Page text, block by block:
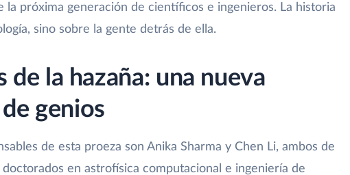
la próxima generación de científicos e ingenieros. La historia
sino sobre la gente detrás de ella.
de la hazaña: una nueva
genios
de esta proeza son Anika Sharma y Chen Li, ambos de
doctorados en astrofísica computacional e ingeniería de